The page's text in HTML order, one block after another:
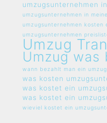
umzugsunternehmen
umzugsunternehmen in
umzugsunternehmen kosten
umzugsunternehmen
Umzug
Umzug was
wann bezahlt man ein
was kosten
was kostet ein
was kostet ein
wieviel kostet ein